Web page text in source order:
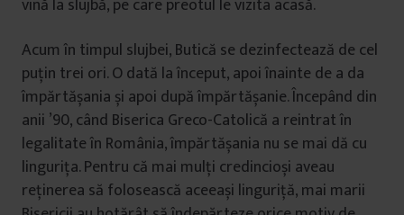
vină la slujbă, pe care preotul le vizita acasă.
Acum în timpul slujbei, Butică se dezinfectează de cel
puțin trei ori. O dată la început, apoi înainte de a da
împărtășania și apoi după împărtășanie. Începând din
anii ’90, când Biserica Greco-Catolică a reintrat în
legalitate în România, împărtășania nu se mai dă cu
lingurița. Pentru că mai mulți credincioși aveau
reținerea să folosească aceeași linguriță, mai marii